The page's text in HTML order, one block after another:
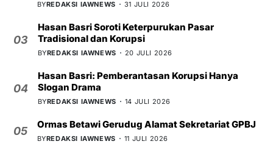
BYREDAKSI IAWNEWS 31 JULI 2026
03
Hasan Basri Soroti Keterpurukan Pasar
Tradisional dan Korupsi
BYREDAKSI IAWNEWS 20 JULI 2026
04
Hasan Basri: Pemberantasan Korupsi Hanya
Slogan Drama
BYREDAKSI IAWNEWS 14 JULI 2026
05
Ormas Betawi Gerudug Alamat Sekretariat GPBJ
BYREDAKSI IAWNEWS 11 JULI 2026